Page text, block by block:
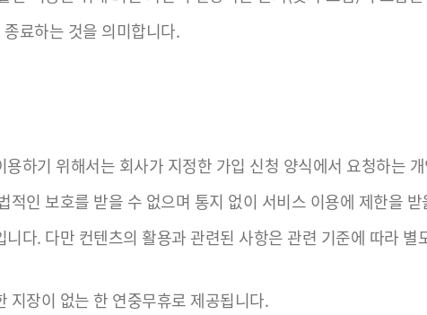
료하는 것을 의미합니다.
하기 위해서는 회사가 지정한 가입 신청 양식에서 요청하는
인 보호를 받을 수 없으며 통지 없이 서비스 이용에 제한을
다. 다만 컨텐츠의 활용과 관련된 사항은 관련 기준에 따라
지장이 없는 한 연중무휴로 제공됩니다.